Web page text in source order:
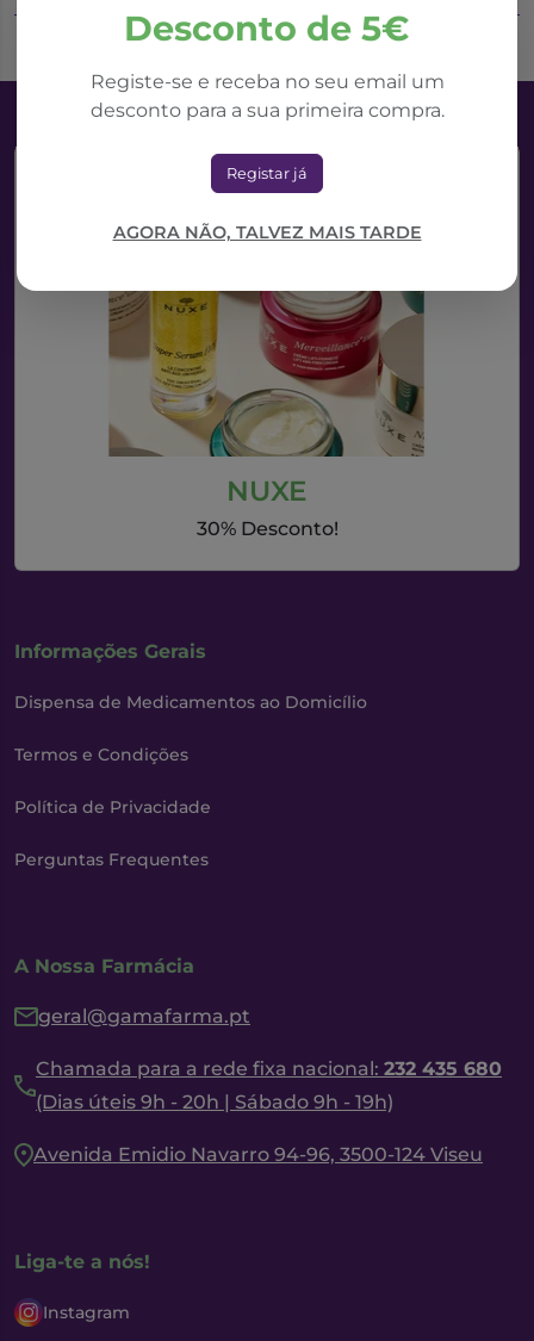
Desconto de 5€
Registe-se e receba no seu email um
desconto para a sua primeira compra.
Registar já
AGORA NÃO, TALVEZ MAIS TARDE
NUXE
30% Desconto!
Informações Gerais
Dispensa de Medicamentos ao Domicílio
Termos e Condições
Política de Privacidade
Perguntas Frequentes
A Nossa Farmácia
geral@gamafarma.pt
Chamada para a rede fixa nacional: 232 435 680
(Dias úteis 9h - 20h | Sábado 9h - 19h)
Avenida Emidio Navarro 94-96, 3500-124 Viseu
Liga-te a nós!
Instagram